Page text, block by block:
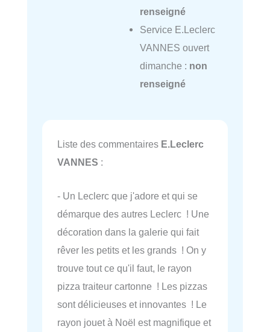
renseigné
Service E.Leclerc
VANNES ouvert
dimanche : non
renseigné
Liste des commentaires E.Leclerc
VANNES :
- Un Leclerc que j'adore et qui se
démarque des autres Leclerc ! Une
décoration dans la galerie qui fait
rêver les petits et les grands ! On y
trouve tout ce qu'il faut, le rayon
pizza traiteur cartonne ! Les pizzas
sont délicieuses et innovantes ! Le
rayon jouet à Noël est magnifique et